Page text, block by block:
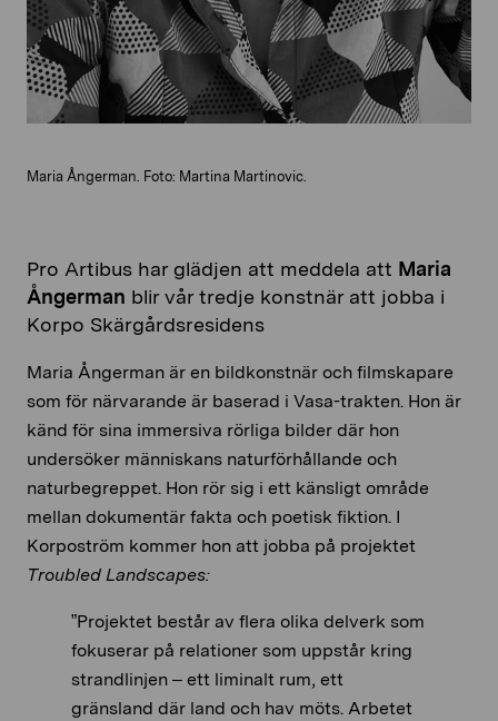
Maria Ångerman. Foto: Martina Martinovic.
Pro Artibus har glädjen att meddela att Maria
Ångerman blir vår tredje konstnär att jobba i
Korpo Skärgårdsresidens
Maria Ångerman är en bildkonstnär och filmskapare
som för närvarande är baserad i Vasa-trakten. Hon är
känd för sina immersiva rörliga bilder där hon
undersöker människans naturförhållande och
naturbegreppet. Hon rör sig i ett känsligt område
mellan dokumentär fakta och poetisk fiktion. I
Korpoström kommer hon att jobba på projektet
Troubled Landscapes:
”Projektet består av flera olika delverk som
fokuserar på relationer som uppstår kring
strandlinjen – ett liminalt rum, ett
gränsland där land och hav möts. Arbetet